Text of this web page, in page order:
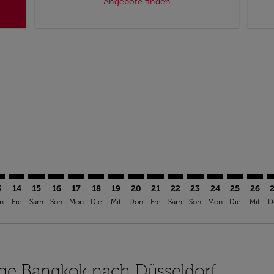
14
Fre
15
Sam
16
Son
17
Mon
18
Die
19
Mit
BKK–DUS: cmp-view-offers-
20
Don
BKK–DUS: cmp-view-
21
Fre
BKK–DUS: cmp-view-
22
Sam
BKK–DUS: cmp-
23
Son
BKK–DUS:
24
Mon
25
Die
26
Mit